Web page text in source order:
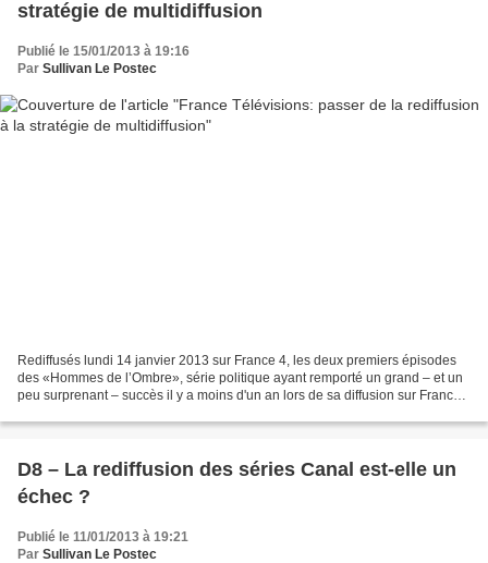
stratégie de multidiffusion
Publié le 15/01/2013 à 19:16
Par Sullivan Le Postec
Rediffusés lundi 14 janvier 2013 sur France 4, les deux premiers épisodes
des «Hommes de l’Ombre», série politique ayant remporté un grand – et un
peu surprenant – succès il y a moins d'un an lors de sa diffusion sur France
D8 – La rediffusion des séries Canal est-elle un
échec ?
Publié le 11/01/2013 à 19:21
Par Sullivan Le Postec